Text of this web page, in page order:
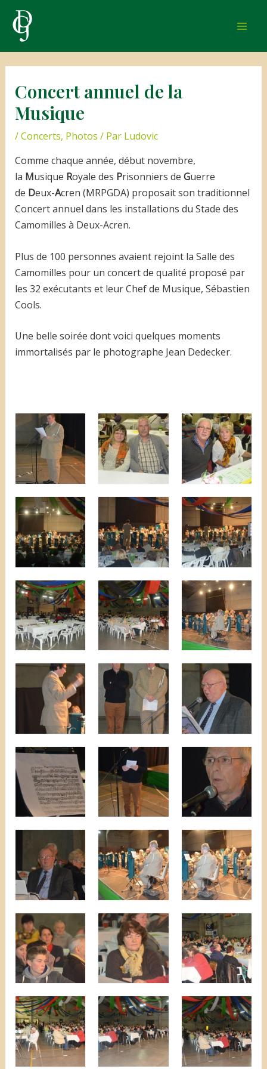
Aller
contenu
Concert annuel de la
Musique
/Concerts, Photos / Par Ludovic
Comme chaque année, début novembre,
la Musique Royale des Prisonniers de Guerre
de Deux-Acren (MRPGDA) proposait son traditionnel
Concert annuel dans les installations du Stade des
Camomilles à Deux-Acren.
Plus de 100 personnes avaient rejoint la Salle des
Camomilles pour un concert de qualité proposé par
les 32 exécutants et leur Chef de Musique, Sébastien
Cools.
Une belle soirée dont voici quelques moments
immortalisés par le photographe Jean Dedecker.